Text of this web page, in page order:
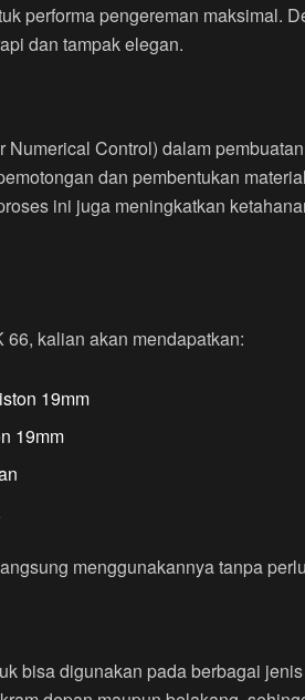
performa pengereman maksimal.
dan tampak elegan.
Control) dalam
dan pembentukan
ini juga meningkatkan
kalian akan mendapatkan:
19mm
19mm
menggunakannya tanpa
bisa digunakan pada berbagai